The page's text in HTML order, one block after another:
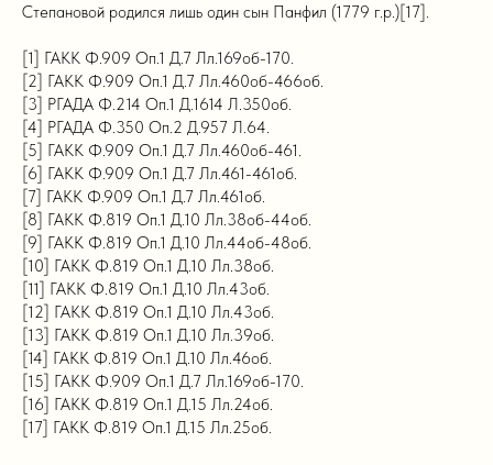
Степановой родился лишь один сын Панфил (1779 г.р.)[17].
[1] ГАКК Ф.909 Оп.1 Д.7 Лл.169об-170.
[2] ГАКК Ф.909 Оп.1 Д.7 Лл.460об-466об.
[3] РГАДА Ф.214 Оп.1 Д.1614 Л.350об.
[4] РГАДА Ф.350 Оп.2 Д.957 Л.64.
[5] ГАКК Ф.909 Оп.1 Д.7 Лл.460об-461.
[6] ГАКК Ф.909 Оп.1 Д.7 Лл.461-461об.
[7] ГАКК Ф.909 Оп.1 Д.7 Лл.461об.
[8] ГАКК Ф.819 Оп.1 Д.10 Лл.38об-44об.
[9] ГАКК Ф.819 Оп.1 Д.10 Лл.44об-48об.
[10] ГАКК Ф.819 Оп.1 Д.10 Лл.38об.
[11] ГАКК Ф.819 Оп.1 Д.10 Лл.43об.
[12] ГАКК Ф.819 Оп.1 Д.10 Лл.43об.
[13] ГАКК Ф.819 Оп.1 Д.10 Лл.39об.
[14] ГАКК Ф.819 Оп.1 Д.10 Лл.46об.
[15] ГАКК Ф.909 Оп.1 Д.7 Лл.169об-170.
[16] ГАКК Ф.819 Оп.1 Д.15 Лл.24об.
[17] ГАКК Ф.819 Оп.1 Д.15 Лл.25об.